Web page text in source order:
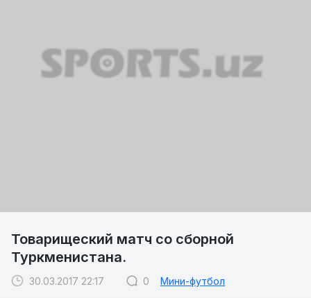
Товарищеский матч со сборной
Туркменистана.
30.03.2017 22:17 0 Мини-футбол